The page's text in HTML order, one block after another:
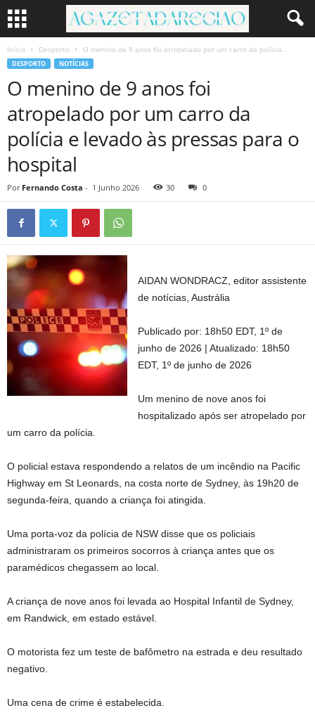
Início Desporto O menino de 9 anos foi atropelado por um carro da polícia...
DESPORTO NOTÍCIAS
O menino de 9 anos foi
atropelado por um carro da
polícia e levado às pressas para o
hospital
Por Fernando Costa - 1 Junho 2026 30 0
AIDAN WONDRACZ, editor assistente
de notícias, Austrália
Publicado por: 18h50 EDT, 1º de
junho de 2026 |Atualizado: 18h50
EDT, 1º de junho de 2026
Um menino de nove anos foi
hospitalizado após ser atropelado por
um carro da polícia.
O policial estava respondendo a relatos de um incêndio na Pacific
Highway em St Leonards, na costa norte de Sydney, às 19h20 de
segunda-feira, quando a criança foi atingida.
Uma porta-voz da polícia de NSW disse que os policiais
administraram os primeiros socorros à criança antes que os
paramédicos chegassem ao local.
A criança de nove anos foi levada ao Hospital Infantil de Sydney,
em Randwick, em estado estável.
O motorista fez um teste de bafômetro na estrada e deu resultado
negativo.
Uma cena de crime é estabelecida.